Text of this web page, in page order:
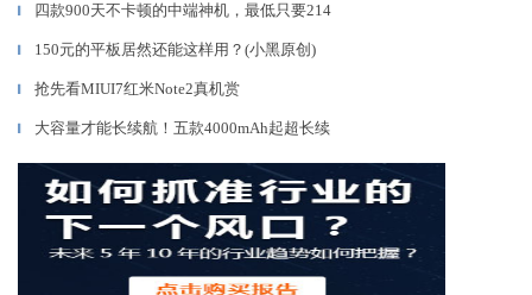
▎ 四款900天不卡顿的中端神机，最低只要214
▎ 150元的平板居然还能这样用？(小黑原创)
▎ 抢先看MIUI7红米Note2真机赏
▎ 大容量才能长续航！五款4000mAh起超长续